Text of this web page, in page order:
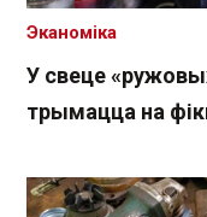
У свеце
трымацца на
Эканоміка